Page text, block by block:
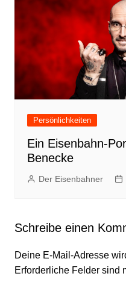
Persönlichkeiten
Ein Eisenbahn-
Benecke
Der Eisenbahner
Schreibe einen
Deine E-Mail-Adresse
Erforderliche Felder sind